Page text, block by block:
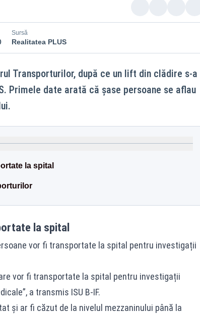
Sursă
Realitatea PLUS
Transporturilor, după ce un lift din clădire s-a
Primele date arată că șase persoane se aflau
la spital
la spital
vor fi transportate la spital pentru investigații
vor fi transportate la spital pentru investigații
a transmis ISU B-IF.
și ar fi căzut de la nivelul mezzaninului până la